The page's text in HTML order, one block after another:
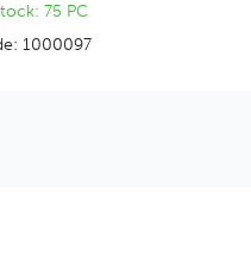
75 PC
1000097